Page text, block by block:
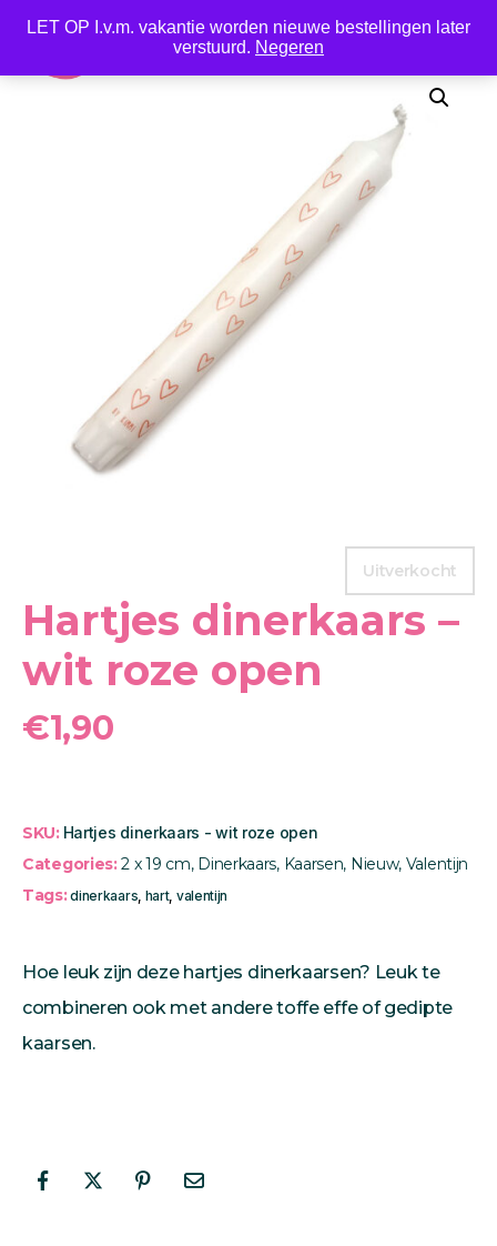
LET OP I.v.m. vakantie worden nieuwe bestellingen later
verstuurd. Negeren
Uitverkocht
Hartjes dinerkaars –
wit roze open
€1,90
SKU: Hartjes dinerkaars - wit roze open
Categories: 2 x 19 cm, Dinerkaars, Kaarsen, Nieuw, Valentijn
Tags:dinerkaars, hart, valentijn
Hoe leuk zijn deze hartjes dinerkaarsen? Leuk te
combineren ook met andere toffe effe of gedipte
kaarsen.